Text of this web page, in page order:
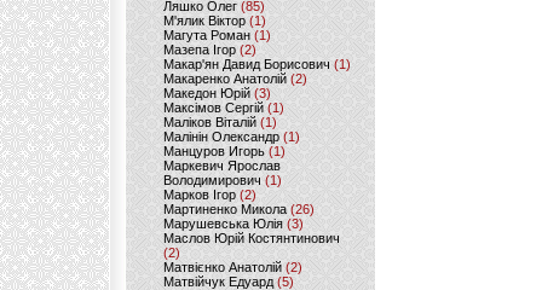
Ляшко Олег (85)
М'ялик Віктор(1)
Магута Роман(1)
Мазепа Ігор (2)
Макар'ян Давид Борисович(1)
Макаренко Анатолій (2)
Македон Юрій(3)
Максімов Сергій (1)
Маліков Віталій (1)
Малінін Олександр (1)
Манцуров Игорь (1)
Маркевич Ярослав
Володимирович (1)
Марков Ігор (2)
Мартиненко Микола (26)
Марушевська Юлія (3)
Маслов Юрій Костянтинович
(2)
Матвієнко Анатолій (2)
Матвійчук Едуард(5)